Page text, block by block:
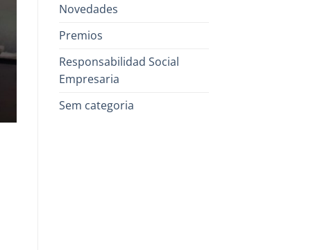
Novedades
Premios
Responsabilidad Social
Empresaria
Sem categoria